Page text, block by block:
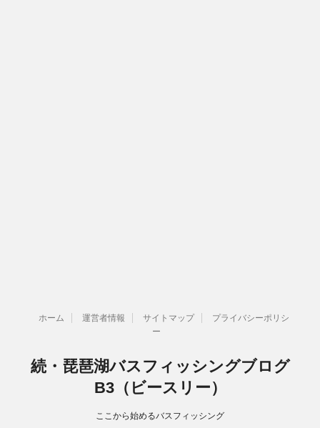
ホーム 運営者情報 サイトマップ
プライバシーポリシ
ー
続・琵琶湖バスフィッシングブログ
B3（ビースリー）
ここから始めるバスフィッシング